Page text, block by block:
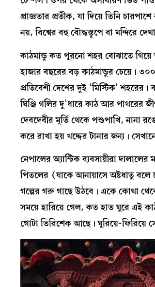
প্রাজ্ঞতার প্রতীক, যা দিয়ে তিনি
নয়, বিশ্বের বহু বৌদ্ধস্তূপে বা মন্দিরে
কাঠমান্ডু কত পুরনো শহর বোঝাতে গিয়ে
হাজার বছরের বড় কাঠমান্ডুর চেয়ে।
প্রতিবেশী দেশের দুই ‘মিস্টিক’
ঘিঞ্জি গলির দু’ধারে কাঠ আর পাথরের
দেবদেবীর মূর্তি থেকে পশুপাখি, নানা
করে রাখা হয় খদ্দের টানার জন্য।
নেপালের অ্যান্টিক ব্যবসায়ীরা
পিতলের (যাকে আনায়াসে অষ্টধাতু বলে
গল্পের গরু গাছে উঠবে। একে কোথা
সময়ে হারিয়ে গেল, কত হাত ঘুরে এই
গোটা তিরিশেক আছে। ঘুরিয়ে-ফিরিয়ে